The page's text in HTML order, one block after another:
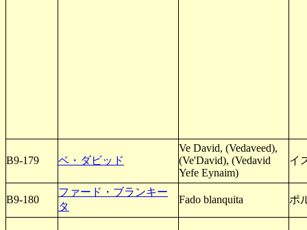
B9-179 ベ・ダビッド
Ve David, (Vedaveed),
(Ve'David), (Vedavid
Yefe Eynaim)
イ
B9-180
ファード・ブランキー
タ
Fado blanquita ポ